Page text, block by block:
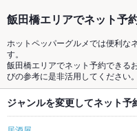
飯田橋エリアでネット予
ホットペッパーグルメでは便利な
す。
飯田橋エリアでネット予約できる
びの参考に是非活用してください。
ジャンルを変更してネット予